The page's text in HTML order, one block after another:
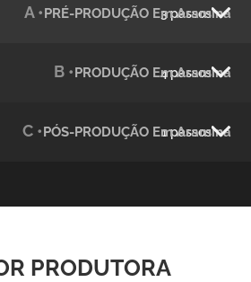
Julândia
Green Process
A •PRÉ-PRODUÇÃO Em Aramina
3 passos
B •PRODUÇÃO Em Aramina
4 passos
C •PÓS-PRODUÇÃO Em Aramina
1 passos
PRODUTORA